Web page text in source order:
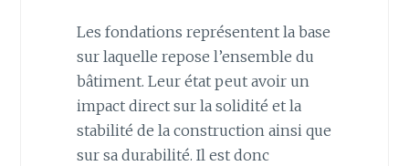
Les fondations représentent la base
sur laquelle repose l’ensemble du
bâtiment. Leur état peut avoir un
impact direct sur la solidité et la
stabilité de la construction ainsi que
sur sa durabilité. Il est donc